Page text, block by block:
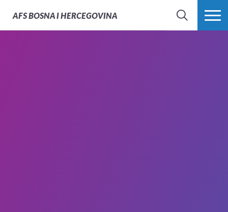
AFSBOSNA I HERCEGOVINA
PRETRAŽI PROŠIRI